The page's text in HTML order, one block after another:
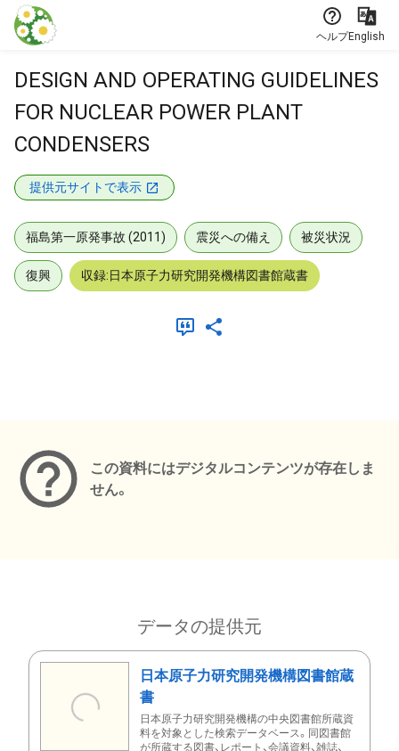
本文に飛ぶ
ヘルプEnglish
DESIGN AND OPERATING GUIDELINES
FOR NUCLEAR POWER PLANT
CONDENSERS
提供元サイトで表示
福島第一原発事故 (2011) 震災への備え 被災状況
復興 収録:日本原子力研究開発機構図書館蔵書
この資料にはデジタルコンテンツが存在しま
せん。
データの提供元
日本原子力研究開発機構図書館蔵
書
日本原子力研究開発機構の中央図書館所蔵資
料を対象とした検索データベース。同図書館
が所蔵する図書、レポート、会議資料、雑誌、